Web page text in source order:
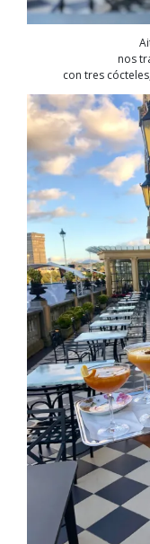
nos
con tres